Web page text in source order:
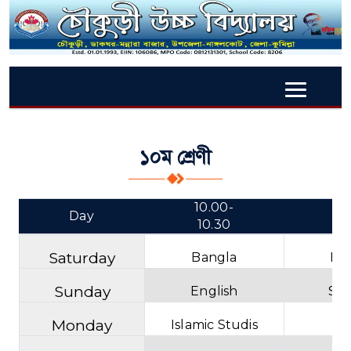
১০ম শ্রেণী
Day
10.00-
10.30
Saturday Bangla
Sunday English
Monday Islamic Studis